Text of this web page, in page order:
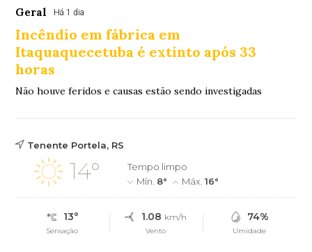
Geral Há 1 dia
Incêndio em fábrica em
Itaquaquecetuba é extinto após 33
horas
Não houve feridos e causas estão sendo investigadas
Tenente Portela, RS
14°
Tempo limpo
Mín. 8° Máx.16°
13°
Sensação
1.08 km/h
Vento
74%
Umidade